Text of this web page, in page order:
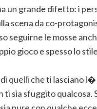
un grande difetto: i
scena da co-
seguirne le mosse
gioco e spesso lo
quelli che ti lasciano
ti sia sfuggito qualcosa.